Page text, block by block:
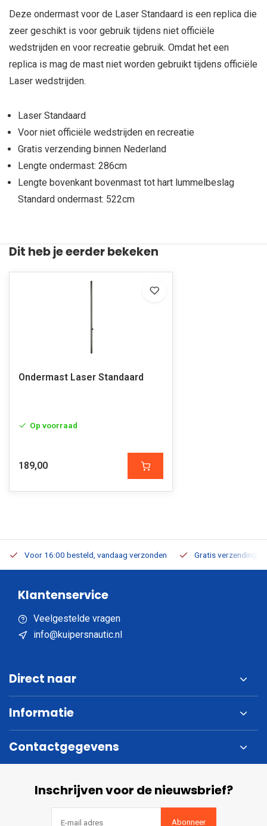
Deze ondermast voor de Laser Standaard is een replica die
zeer geschikt is voor gebruik tijdens niet officiële
wedstrijden en voor recreatie gebruik. Omdat het een
replica is mag de mast niet worden gebruikt tijdens officiële
Laser wedstrijden.
Laser Standaard
Voor niet officiële wedstrijden en recreatie
Gratis verzending binnen Nederland
Lengte ondermast: 286cm
Lengte bovenkant bovenmast tot hart lummelbeslag
Standard ondermast: 522cm
Dit heb je eerder bekeken
Ondermast Laser Standaard
Op voorraad
189,00
Voor 16:00 besteld, vandaag verzonden Gratis verzending
Klantenservice
Veelgestelde vragen
info@kuipersnautic.nl
Direct naar
Informatie
Contactgegevens
Inschrijven voor de nieuwsbrief?
Abonneer